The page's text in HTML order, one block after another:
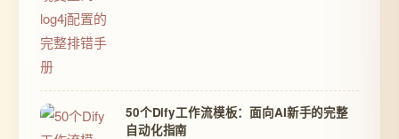
50个Dify工作流模板：面向AI新手的完整
自动化指南